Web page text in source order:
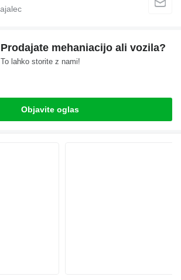
Prodajate mehaniacijo ali vozila?
To lahko storite z nami!
Objavite oglas